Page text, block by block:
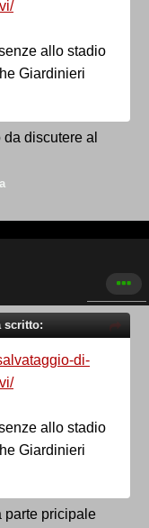
allo stadio
Giardinieri
discutere al
scritto:
di-
allo stadio
Giardinieri
parte pricipale